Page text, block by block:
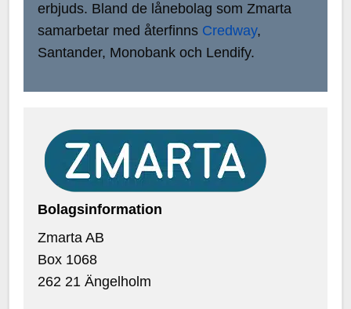
erbjuds. Bland de lånebolag som Zmarta
samarbetar med återfinns Credway,
Santander, Monobank och Lendify.
Bolagsinformation
Zmarta AB
Box 1068
262 21 Ängelholm